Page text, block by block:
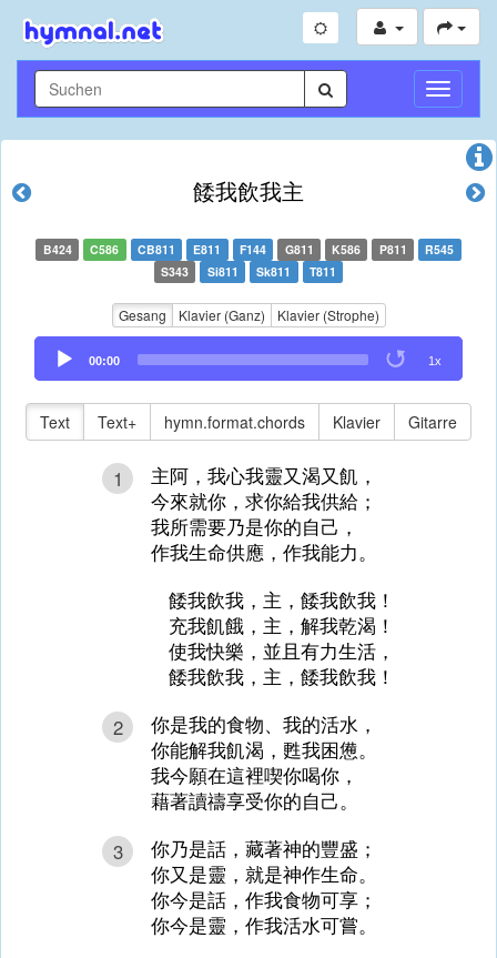
餧我飲我主
B424 C586 CB811 E811 F144 G811 K586 P811
R545
S343
Si811 Sk811 T811
Gesang Klavier (Ganz) Klavier (Strophe)
Audio
Player
00:00 1x
Text Text+ hymn.format.chords Klavier Gitarre
1
主阿，我心我靈又渴又飢，
今來就你，求你給我供給；
我所需要乃是你的自己，
作我生命供應，作我能力。
餧我飲我，主，餧我飲我！
充我飢餓，主，解我乾渴！
使我快樂，並且有力生活，
餧我飲我，主，餧我飲我！
2
你是我的食物、我的活水，
你能解我飢渴，甦我困憊。
我今願在這裡喫你喝你，
藉著讀禱享受你的自己。
3
你乃是話，藏著神的豐盛；
你又是靈，就是神作生命。
你今是話，作我食物可享；
你今是靈，作我活水可嘗。